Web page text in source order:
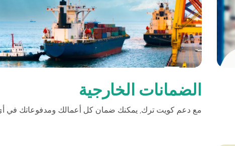
بطاقة بزنس بلاس
المزايا الضريبية
الائتمان الإيجاري
الحلول الخاصة بالقطاعات
الضمانات الخارجية
مع دعم كويت ترك, يمكنك ضمان كل أعمالك ومدفوعاتك في